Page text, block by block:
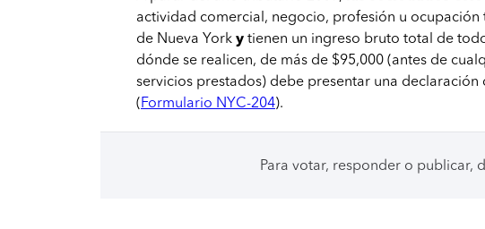
actividad comercial, negocio, profesión u
de Nueva York y tienen un ingreso bruto total de
dónde se realicen, de más de $95,000 (antes de
servicios prestados) debe presentar una
(Formulario NYC-204).
Para votar, responder o publicar,